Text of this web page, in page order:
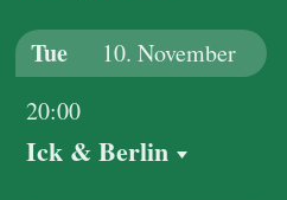
Tue 10. November
20:00
Ick & Berlin